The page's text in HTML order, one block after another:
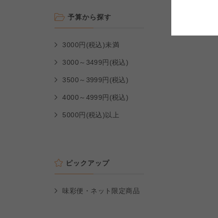
予算から探す
3000円(税込)未満
3000～3499円(税込)
3500～3999円(税込)
4000～4999円(税込)
5000円(税込)以上
ピックアップ
味彩便・ネット限定商品
よどがわ市民生協